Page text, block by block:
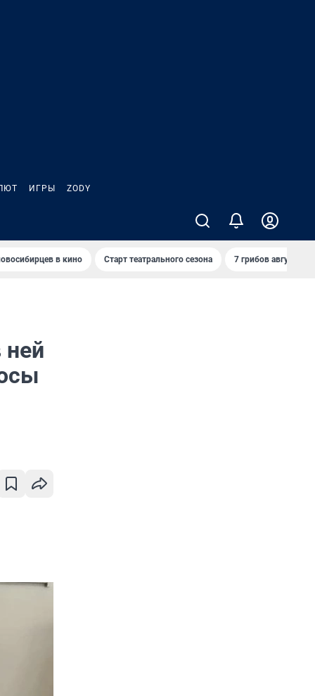
ИГРЫ ZODY
в кино Старт театрального сезона 7 грибов августа
ней